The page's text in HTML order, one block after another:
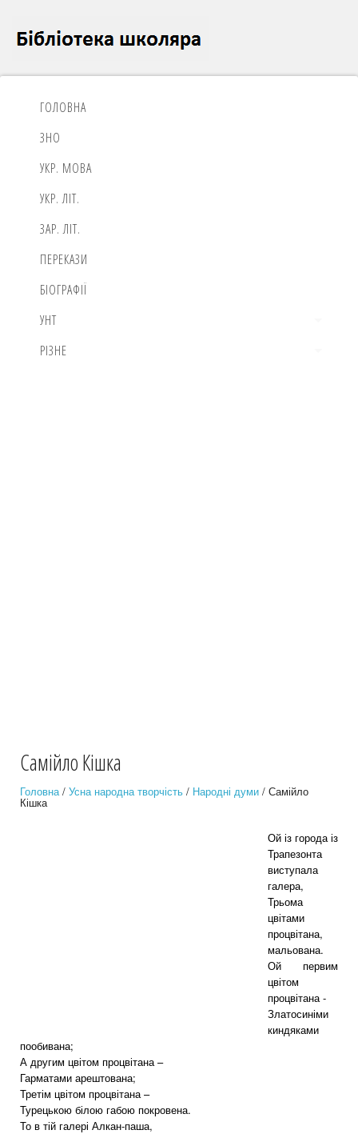
ГОЛОВНА
ЗНО
УКР. МОВА
УКР. ЛІТ.
ЗАР. ЛІТ.
ПЕРЕКАЗИ
БІОГРАФІЇ
УНТ
РІЗНЕ
Самійло Кішка
Головна/ Усна народна творчість / Народні думи / Самійло
Кішка
Ой із города із
Трапезонта
виступала
галера,
Трьома
цвітами
процвітана,
мальована.
Ой первим
цвітом
процвітана -
Златосиніми
киндяками
пообивана;
А другим цвітом процвітана –
Гарматами арештована;
Третім цвітом процвітана –
Турецькою білою габою покровена.
То в тій галері Алкан-паша,